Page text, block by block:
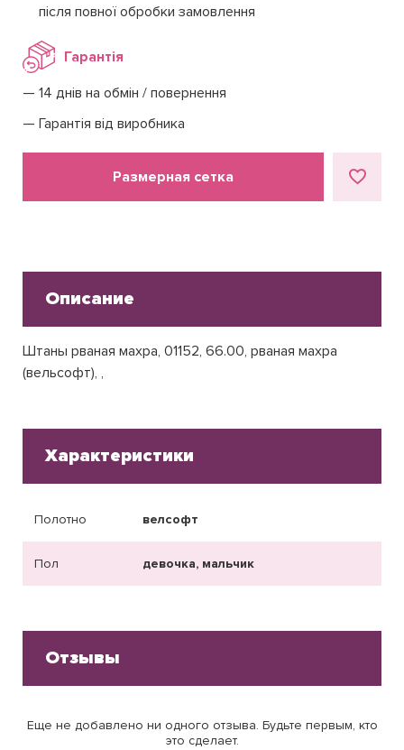
після повної обробки замовлення
Гарантія
14 днів на обмін / повернення
Гарантія від виробника
Размерная сетка
Описание
Штаны рваная махра, 01152, 66.00, рваная махра
(вельсофт), ,
Характеристики
Полотно велсофт
Пол девочка, мальчик
Отзывы
Еще не добавлено ни одного отзыва. Будьте первым, кто
это сделает.